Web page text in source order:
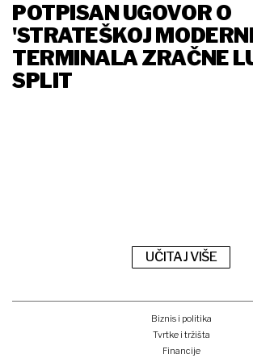
POTPISAN UGOVOR O
'STRATEŠKOJ
TERMINALA ZRAČNE
SPLIT
UČITAJ VIŠE
Biznis i politika
Tvrtke i tržišta
Financije